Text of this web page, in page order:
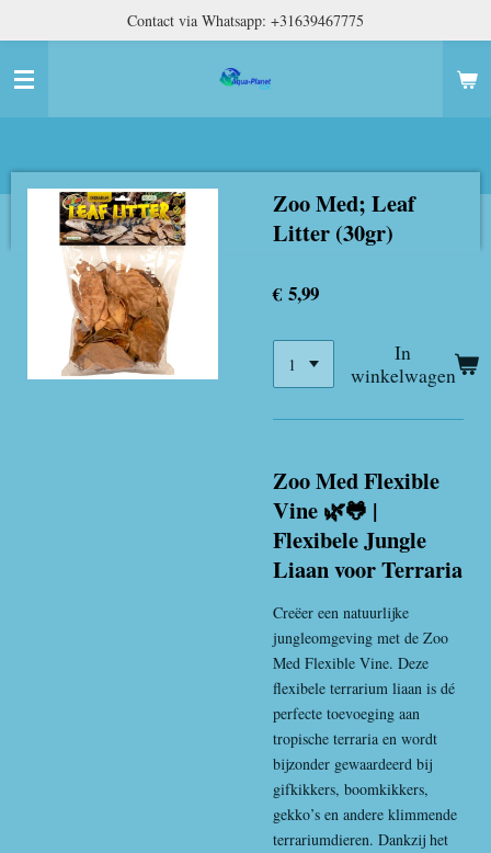
naar
hoofdinhoud
Contact via Whatsapp: +31639467775
Zoo Med; Leaf
Litter (30gr)
€ 5,99
In
winkelwagen
Zoo Med Flexible
Vine 🌿🐸 |
Flexibele Jungle
Liaan voor Terraria
Creëer een natuurlijke
jungleomgeving met de Zoo
Med Flexible Vine. Deze
flexibele terrarium liaan is dé
perfecte toevoeging aan
tropische terraria en wordt
bijzonder gewaardeerd bij
gifkikkers, boomkikkers,
gekko’s en andere klimmende
terrariumdieren. Dankzij het